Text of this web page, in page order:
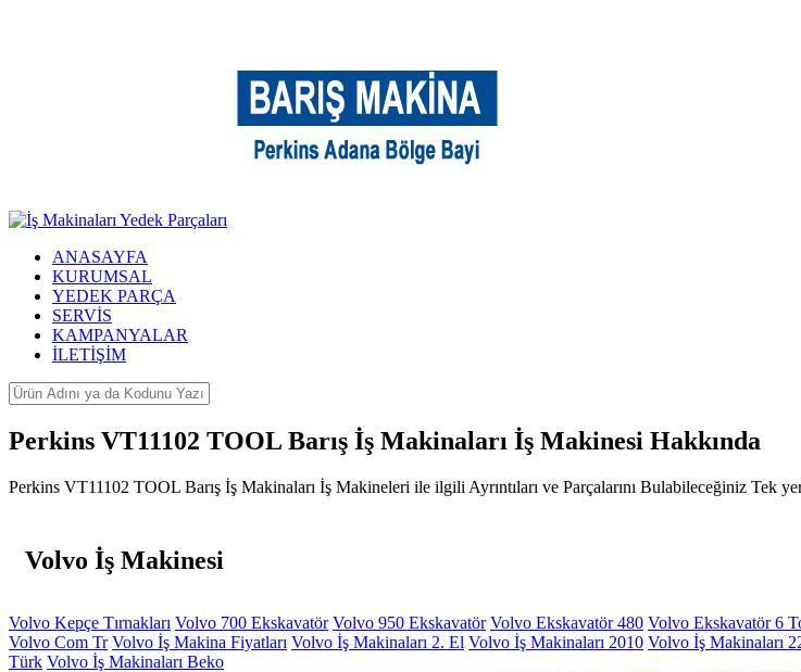
ANASAYFA
KURUMSAL
YEDEK PARÇA
SERVİS
KAMPANYALAR
İLETİŞİM
Perkins VT11102 TOOL Barış İş Makinaları İş Makinesi Hakkında
Perkins VT11102 TOOL Barış İş Makinaları İş Makineleri ile ilgili Ayrıntıları ve Parçalarını Bulabileceğiniz Tek
Volvo İş Makinesi
Volvo Kepçe Tırnakları Volvo 700 Ekskavatör Volvo 950 Ekskavatör Volvo Ekskavatör 480 Volvo Ekskavatör 6
Volvo Com Tr Volvo İş Makina Fiyatları Volvo İş Makinaları 2. El Volvo İş Makinaları 2010 Volvo İş Makinaları
Türk Volvo İş Makinaları Beko